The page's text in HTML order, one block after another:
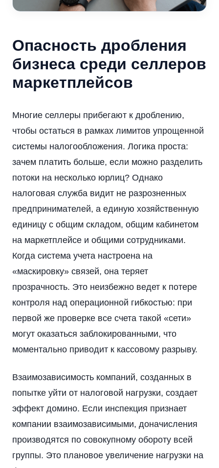
Опасность дробления
бизнеса среди селлеров
маркетплейсов
Многие селлеры прибегают к дроблению,
чтобы остаться в рамках лимитов упрощенной
системы налогообложения. Логика проста:
зачем платить больше, если можно разделить
потоки на несколько юрлиц? Однако
налоговая служба видит не разрозненных
предпринимателей, а единую хозяйственную
единицу с общим складом, общим кабинетом
на маркетплейсе и общими сотрудниками.
Когда система учета настроена на
«маскировку» связей, она теряет
прозрачность. Это неизбежно ведет к потере
контроля над операционной гибкостью: при
первой же проверке все счета такой «сети»
могут оказаться заблокированными, что
моментально приводит к кассовому разрыву.
Взаимозависимость компаний, созданных в
попытке уйти от налоговой нагрузки, создает
эффект домино. Если инспекция признает
компании взаимозависимыми, доначисления
производятся по совокупному обороту всей
группы. Это плановое увеличение нагрузки на